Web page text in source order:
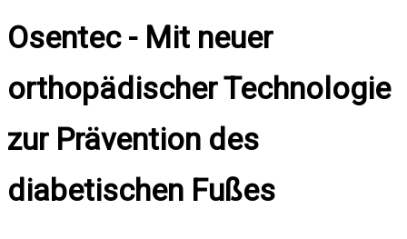
Osentec - Mit neuer
orthopädischer Technologie
zur Prävention des
diabetischen Fußes